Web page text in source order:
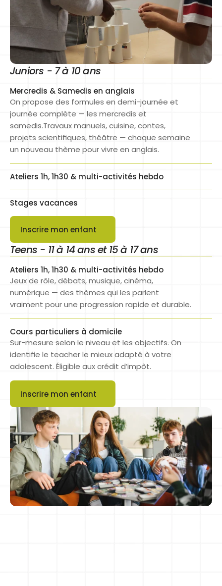
Juniors - 7 à 10 ans
Mercredis & Samedis en anglais
On propose des formules en demi-journée et
journée complète — les mercredis et
samedis.Travaux manuels, cuisine, contes,
projets scientifiques, théâtre — chaque semaine
un nouveau thème pour vivre en anglais.
Ateliers 1h, 1h30 & multi-activités hebdo
Stages vacances
Inscrire mon enfant
Teens - 11 à 14 ans et 15 à 17 ans
Ateliers 1h, 1h30 & multi-activités hebdo
Jeux de rôle, débats, musique, cinéma,
numérique — des thèmes qui les parlent
vraiment pour une progression rapide et durable.
Cours particuliers à domicile
Sur-mesure selon le niveau et les objectifs. On
identifie le teacher le mieux adapté à votre
adolescent. Éligible aux crédit d’impôt.
Inscrire mon enfant